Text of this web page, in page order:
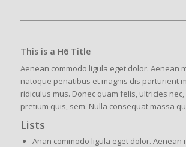
This is a H6 Title
Aenean commodo ligula eget dolor. Aenean
natoque penatibus et magnis dis parturient
ridiculus mus. Donec quam felis, ultricies
pretium quis, sem. Nulla consequat massa
Lists
Anan commodo ligula eget dolor. Aenean